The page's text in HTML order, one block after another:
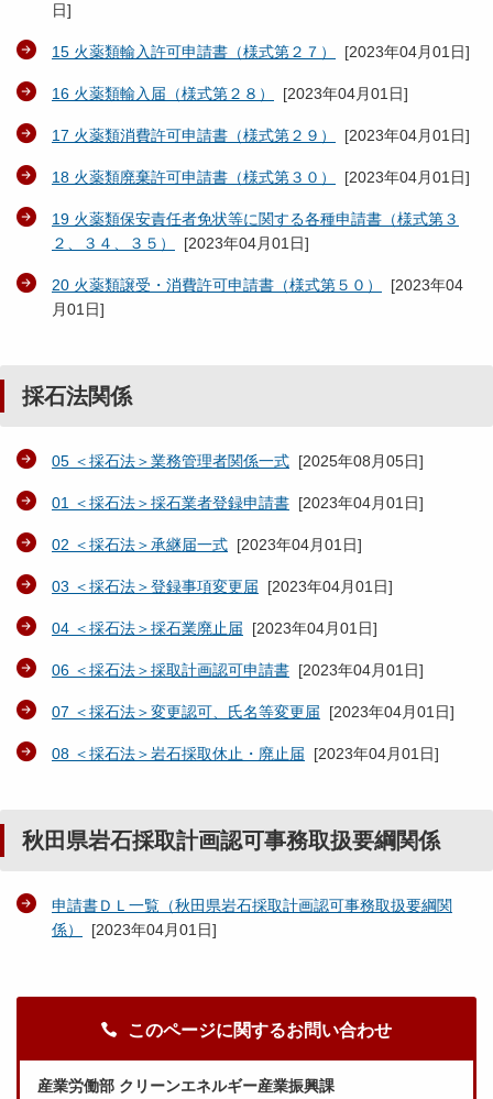
日]
15 火薬類輸入許可申請書（様式第２７） [2023年04月01日]
16 火薬類輸入届（様式第２８） [2023年04月01日]
17 火薬類消費許可申請書（様式第２９） [2023年04月01日]
18 火薬類廃棄許可申請書（様式第３０） [2023年04月01日]
19 火薬類保安責任者免状等に関する各種申請書（様式第３
２、３４、３５）
[2023年04月01日]
20 火薬類譲受・消費許可申請書（様式第５０） [2023年04
月01日]
採石法関係
05 ＜採石法＞業務管理者関係一式 [2025年08月05日]
01 ＜採石法＞採石業者登録申請書 [2023年04月01日]
02 ＜採石法＞承継届一式 [2023年04月01日]
03 ＜採石法＞登録事項変更届 [2023年04月01日]
04 ＜採石法＞採石業廃止届 [2023年04月01日]
06 ＜採石法＞採取計画認可申請書 [2023年04月01日]
07 ＜採石法＞変更認可、氏名等変更届 [2023年04月01日]
08 ＜採石法＞岩石採取休止・廃止届 [2023年04月01日]
秋田県岩石採取計画認可事務取扱要綱関係
申請書ＤＬ一覧（秋田県岩石採取計画認可事務取扱要綱関
係）
[2023年04月01日]
このページに関するお問い合わせ
産業労働部 クリーンエネルギー産業振興課